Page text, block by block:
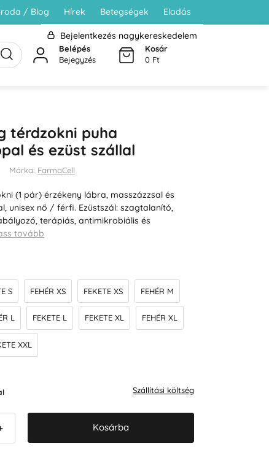
/ Blog Hírek Betegségek Eladás
Bejelentkezés nagykereskedelem
Belépés
Bejegyzés
Kosár
0 Ft
térdzokni puha
és ezüst szállal
Márka: FarmaCell
(1 pár) érzékeny lábra, masszázzsal és
unisex nő / férfi. Ezüstszál: szagtalanító,
terápiás, antimikrobiális és
tovább
S FEHÉR XS FEKETE XS FEHÉR M
L FEKETE L FEKETE XL FEHÉR XL
XXL
Szállítási költség
Kosárba